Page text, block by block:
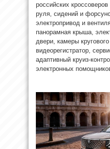
российских
руля, сидений и
электропривод и
панорамная крыша,
двери, камеры
видеорегистратор,
адаптивный круиз-
электронных